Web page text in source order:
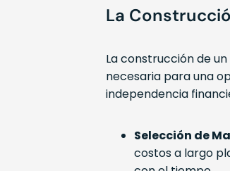
La
La construcción de
necesaria para una
independencia
Selección de
costos a largo